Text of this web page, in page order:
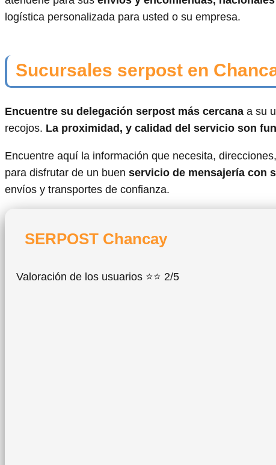
logística personalizada para usted o su empresa.
Sucursales serpost en
Encuentre su delegación serpost más cercana a su
recojos. La proximidad, y calidad del servicio son
Encuentre aquí la información que necesita,
para disfrutar de un buen servicio de mensajería con
envíos y transportes de confianza.
SERPOST Chancay
Valoración de los usuarios ⭐⭐ 2/5